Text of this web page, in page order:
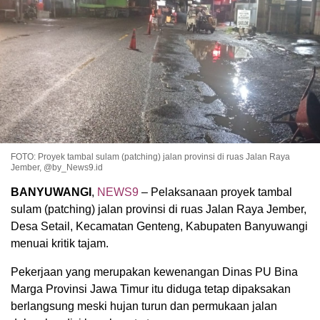
FOTO: Proyek tambal sulam (patching) jalan provinsi di ruas Jalan Raya
Jember, @by_News9.id
BANYUWANGI , NEWS9 – Pelaksanaan proyek tambal
sulam (patching) jalan provinsi di ruas Jalan Raya Jember,
Desa Setail, Kecamatan Genteng, Kabupaten Banyuwangi
menuai kritik tajam.
Pekerjaan yang merupakan kewenangan Dinas PU Bina
Marga Provinsi Jawa Timur itu diduga tetap dipaksakan
berlangsung meski hujan turun dan permukaan jalan